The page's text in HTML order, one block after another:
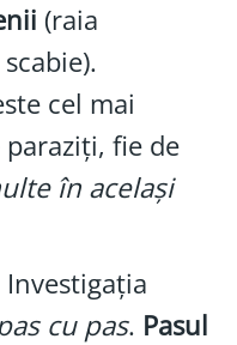
(raia
cel mai
fie de
în același
Investigația
cu pas. Pasul